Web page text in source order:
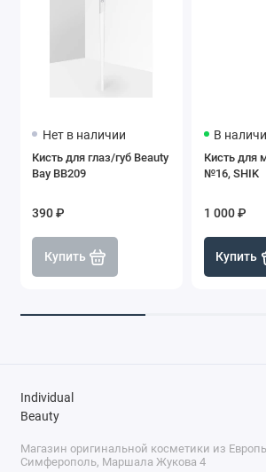
Нет в наличии
Кисть для глаз/губ Beauty
Bay BB209
390 ₽
Купить
В
Кисть для
№16, SHIK
1 000 ₽
Купить
Individual
Beauty
Магазин оригинальной косметики из
Симферополь, Маршала Жукова 4